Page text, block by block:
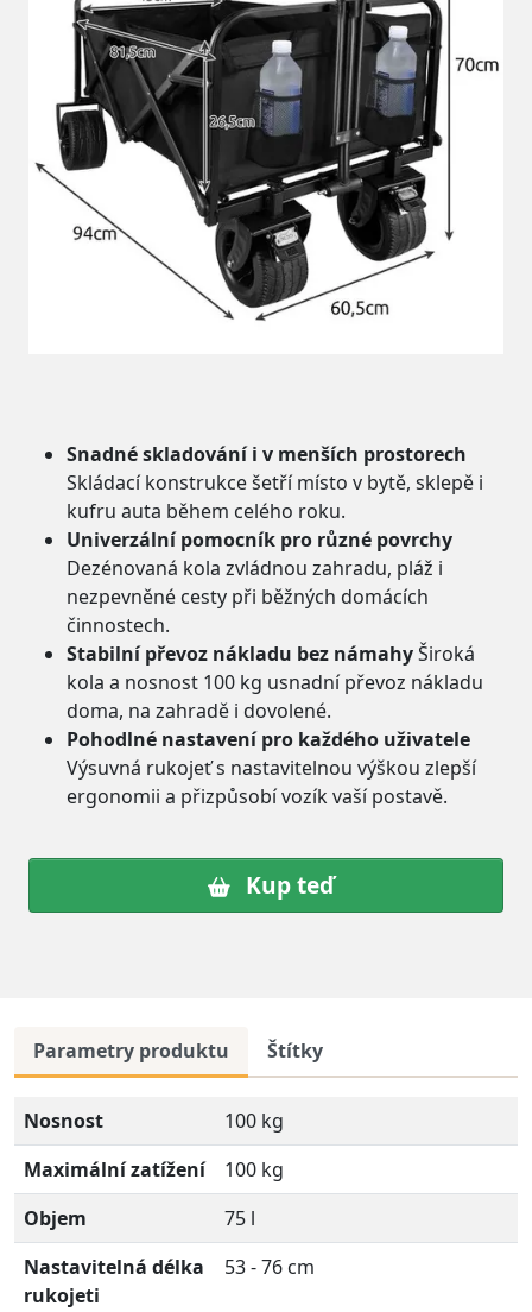
Snadné skladování i v menších prostorech
Skládací konstrukce šetří místo v bytě, sklepě i
kufru auta během celého roku.
Univerzální pomocník pro různé povrchy
Dezénovaná kola zvládnou zahradu, pláž i
nezpevněné cesty při běžných domácích
činnostech.
Stabilní převoz nákladu bez námahyŠiroká
kola a nosnost 100 kg usnadní převoz nákladu
doma, na zahradě i dovolené.
Pohodlné nastavení pro každého uživatele
Výsuvná rukojeť s nastavitelnou výškou zlepší
ergonomii a přizpůsobí vozík vaší postavě.
Kup teď
Parametry produktu Štítky
Nosnost
100 kg
Maximální zatížení
100 kg
Objem
75 l
Nastavitelná délka
rukojeti
53 - 76 cm